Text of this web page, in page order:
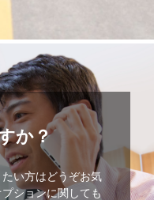
か？
い方はどうぞお気
ションに関しても